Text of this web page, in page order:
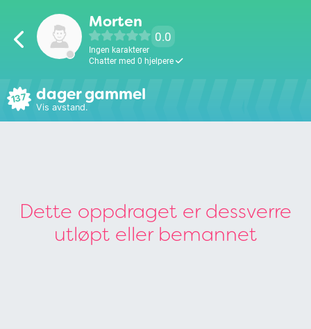
Morten
0.0
Ingen karakterer
Chatter med 0 hjelpere
137 dager gammel
Vis avstand.
Dette oppdraget er dessverre
utløpt eller bemannet